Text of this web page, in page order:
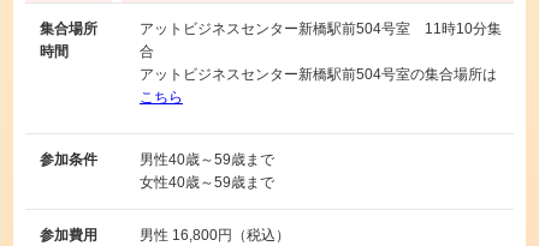
集合場所
時間
アットビジネスセンター新橋駅前504号室 11時10分集
合
アットビジネスセンター新橋駅前504号室の集合場所は
こちら
参加条件 男性40歳～59歳まで
女性40歳～59歳まで
参加費用 男性 16,800円（税込）